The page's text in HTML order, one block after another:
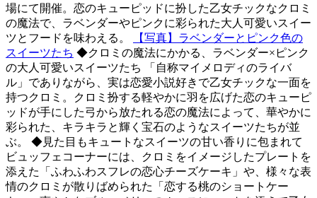
場にて開催。恋のキューピッドに扮した乙女チックなクロミ
の魔法で、ラベンダーやピンクに彩られた大人可愛いスイー
ツとフードを味わえる。
【写真】ラベンダーとピンク色の
スイーツたち ◆クロミの魔法にかかる、ラベンダー×ピンク
の大人可愛いスイーツたち 「自称マイメロディのライバ
ル」でありながら、実は恋愛小説好きで乙女チックな一面を
持つクロミ。クロミ扮する軽やかに羽を広げた恋のキューピ
ッドが手にした弓から放たれる恋の魔法によって、華やかに
彩られた、キラキラと輝く宝石のようなスイーツたちが並
ぶ。 ◆見た目もキュートなスイーツの甘い香りに包まれて
ビュッフェコーナーには、クロミをイメージしたプレートを
添えた「ふわふわスフレの恋心チーズケーキ」や、様々な表
情のクロミが散りばめられた「恋する桃のショートケー